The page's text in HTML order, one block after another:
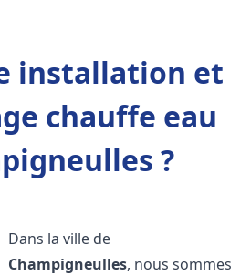
installation et
chauffe eau
?
Dans la ville de
Champigneulles, nous sommes